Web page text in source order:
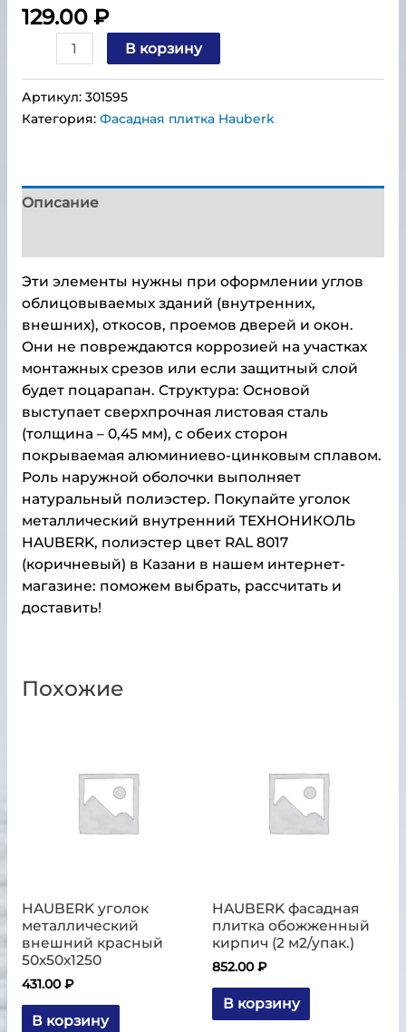
129.00 ₽
В корзину
Артикул: 301595
Категория: Фасадная плитка Hauberk
Описание
Эти элементы нужны при оформлении углов
облицовываемых зданий (внутренних,
внешних), откосов, проемов дверей и окон.
Они не повреждаются коррозией на участках
монтажных срезов или если защитный слой
будет поцарапан. Структура: Основой
выступает сверхпрочная листовая сталь
(толщина – 0,45 мм), с обеих сторон
покрываемая алюминиево-цинковым сплавом.
Роль наружной оболочки выполняет
натуральный полиэстер. Покупайте уголок
металлический внутренний ТЕХНОНИКОЛЬ
HAUBERK, полиэстер цвет RAL 8017
(коричневый) в Казани в нашем интернет-
магазине: поможем выбрать, рассчитать и
доставить!
Похожие
HAUBERK уголок
металлический
внешний красный
50х50х1250
431.00₽
В корзину
HAUBERK фасадная
плитка обожженный
кирпич (2 м2/упак.)
852.00₽
В корзину